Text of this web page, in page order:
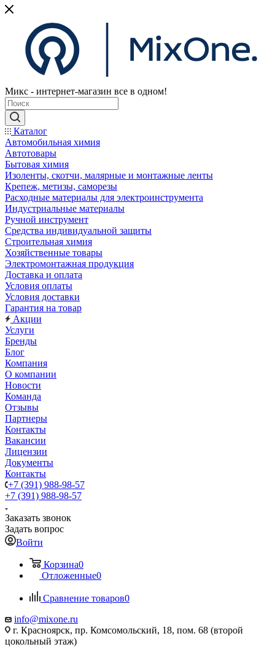
Микс - интернет-магазин все в одном!
Каталог
Автомобильная химия
Автотовары
Бытовая химия
Изоленты, скотчи, малярные и монтажные ленты
Крепеж, метизы, саморезы
Расходные материалы для электроинструмента
Индустриальные материалы
Ручной инструмент
Средства индивидуальной защиты
Строительная химия
Хозяйственные товары
Электромонтажная продукция
Доставка и оплата
Условия оплаты
Условия доставки
Гарантия на товар
Акции
Услуги
Бренды
Блог
Компания
О компании
Новости
Команда
Отзывы
Партнеры
Контакты
Вакансии
Лицензии
Документы
Контакты
+7 (391) 988-98-57
+7 (391) 988-98-57
Заказать звонок
Задать вопрос
Войти
Корзина0
Отложенные0
Сравнение товаров0
info@mixone.ru
г. Красноярск, пр. Комсомольский, 18, пом. 68 (второй
цокольный этаж)